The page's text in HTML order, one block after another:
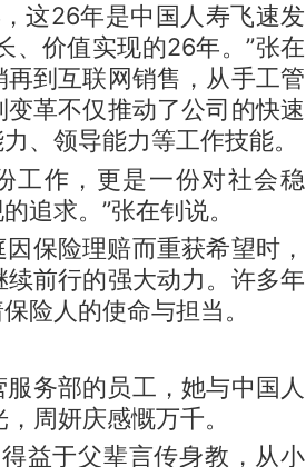
这26年是中国人寿飞速发
、价值实现的26年。”张在
到互联网销售，从手工管
革不仅推动了公司的快速
、领导能力等工作技能。
工作，更是一份对社会稳
追求。”张在钊说。
保险理赔而重获希望时，
前行的强大动力。许多年
险人的使命与担当。
务部的员工，她与中国人
周妍庆感慨万千。
益于父辈言传身教，从小